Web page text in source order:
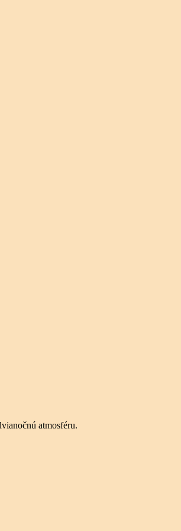
atmosféru.